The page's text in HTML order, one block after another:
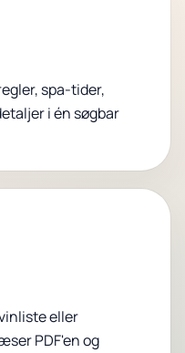
spa-tider,
i én søgbar
eller
PDF'en og